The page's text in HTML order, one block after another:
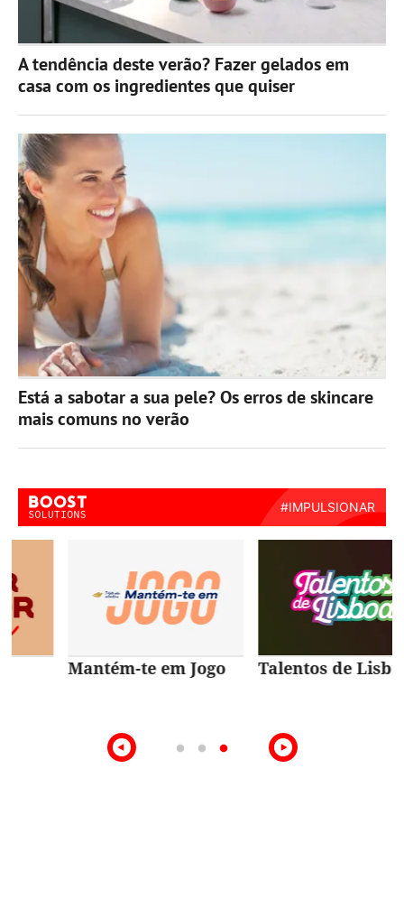
A tendência deste verão? Fazer gelados em
casa com os ingredientes que quiser
Está a sabotar a sua pele? Os erros de skincare
mais comuns no verão
Talentos de Lisboa
10ª Edição Prémio